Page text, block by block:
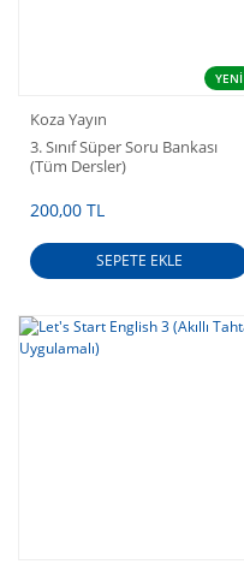
YENİ
Koza Yayın
3. Sınıf Süper Soru Bankası
(Tüm Dersler)
200,00 TL
SEPETE EKLE